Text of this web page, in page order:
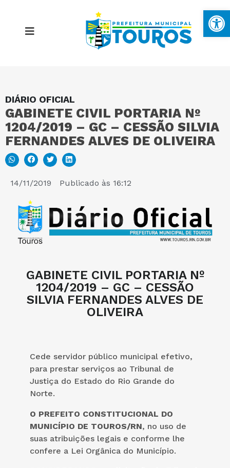
DIÁRIO OFICIAL
GABINETE CIVIL PORTARIA Nº
1204/2019 – GC – CESSÃO SILVIA
FERNANDES ALVES DE OLIVEIRA
14/11/2019 Publicado às 16:12
GABINETE CIVIL PORTARIA Nº
1204/2019 – GC – CESSÃO
SILVIA FERNANDES ALVES DE
OLIVEIRA
Cede servidor público municipal efetivo,
para prestar serviços ao Tribunal de
Justiça do Estado do Rio Grande do
Norte.
O PREFEITO CONSTITUCIONAL DO
MUNICÍPIO DE TOUROS/RN, no uso de
suas atribuições legais e conforme lhe
confere a Lei Orgânica do Município.
MAPA DO SITE
PORTAL DA TRANSPARÊNCIA
E-SIC
PERGUNTAS FREQUENTES